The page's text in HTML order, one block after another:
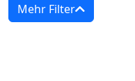
Mehr Filter